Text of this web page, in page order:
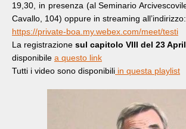
19,30, in presenza (al Seminario
Cavallo, 104) oppure in streaming all’indirizzo:
https://private-boa.my.webex.com/meet/testi
La registrazione sul capitolo VIII del 23
disponibile a questo link
Tutti i video sono disponibili in questa playlist